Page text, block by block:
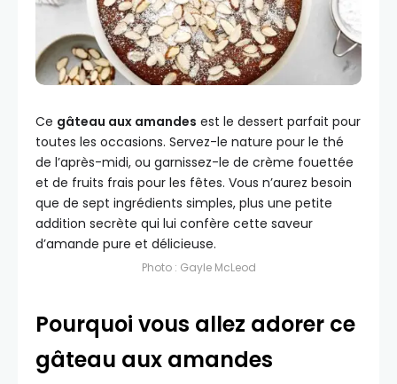
Ce gâteau aux amandes est le dessert parfait pour
toutes les occasions. Servez-le nature pour le thé
de l’après-midi, ou garnissez-le de crème fouettée
et de fruits frais pour les fêtes. Vous n’aurez besoin
que de sept ingrédients simples, plus une petite
addition secrète qui lui confère cette saveur
d’amande pure et délicieuse.
Photo : Gayle McLeod
Pourquoi vous allez adorer ce
gâteau aux amandes